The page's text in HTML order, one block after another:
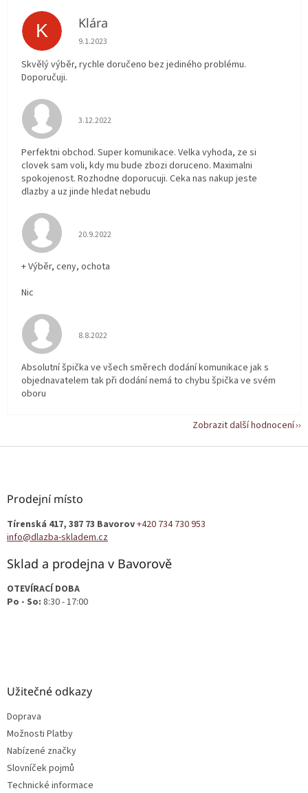
K Klára
Hodnocení obchodu je 5 z 5 hvězdiček.
9.1.2023
Skvělý výběr, rychle doručeno bez jediného problému.
Doporučuji.
Hodnocení obchodu je 5 z 5 hvězdiček.
3.12.2022
Perfektni obchod. Super komunikace. Velka vyhoda, ze si
clovek sam voli, kdy mu bude zbozi doruceno. Maximalni
spokojenost. Rozhodne doporucuji. Ceka nas nakup jeste
dlazby a uz jinde hledat nebudu
Hodnocení obchodu je 5 z 5 hvězdiček.
20.9.2022
+ Výběr, ceny, ochota
Nic
Hodnocení obchodu je 5 z 5 hvězdiček.
8.8.2022
Absolutní špička ve všech směrech dodání komunikace jak s
objednavatelem tak při dodání nemá to chybu špička ve svém
oboru
Zobrazit další hodnocení
Z
Prodejní místo
Tírenská 417, 387 73 Bavorov+420 734 730 953
info@dlazba-skladem.cz
Sklad a prodejna v Bavorově
OTEVÍRACÍ DOBA
Po - So: 8:30 - 17:00
Užitečné odkazy
Doprava
Možnosti Platby
Nabízené značky
Slovníček pojmů
Technické informace